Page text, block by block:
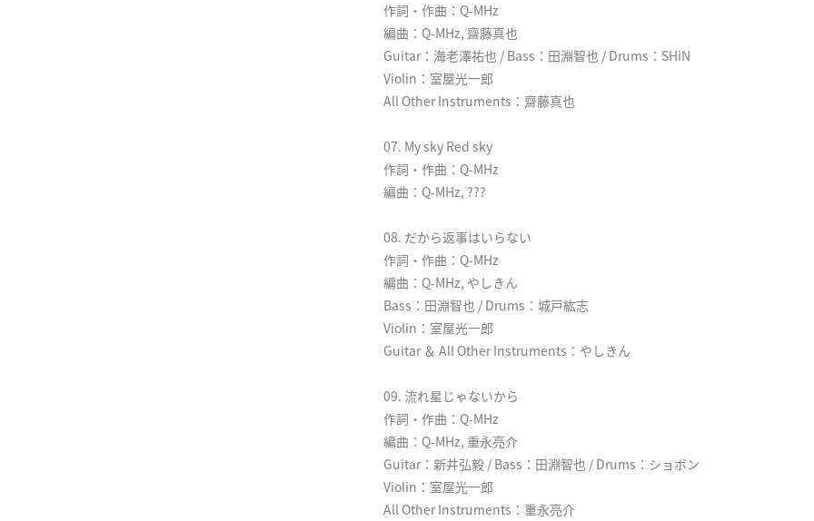
作詞・作曲：Q-MHz
編曲：Q-MHz, 齋藤真也
Guitar：海老澤祐也 / Bass：田淵智也 / Drums：SHiN
Violin：室屋光一郎
All Other Instruments：齋藤真也
07. My sky Red sky
作詞・作曲：Q-MHz
編曲：Q-MHz, ???
08. だから返事はいらない
作詞・作曲：Q-MHz
編曲：Q-MHz, やしきん
Bass：田淵智也 / Drums：城戸紘志
Violin：室屋光一郎
Guitar ＆ All Other Instruments：やしきん
09. 流れ星じゃないから
作詞・作曲：Q-MHz
編曲：Q-MHz, 重永亮介
Guitar：新井弘毅 / Bass：田淵智也 / Drums：ショボン
Violin：室屋光一郎
All Other Instruments：重永亮介